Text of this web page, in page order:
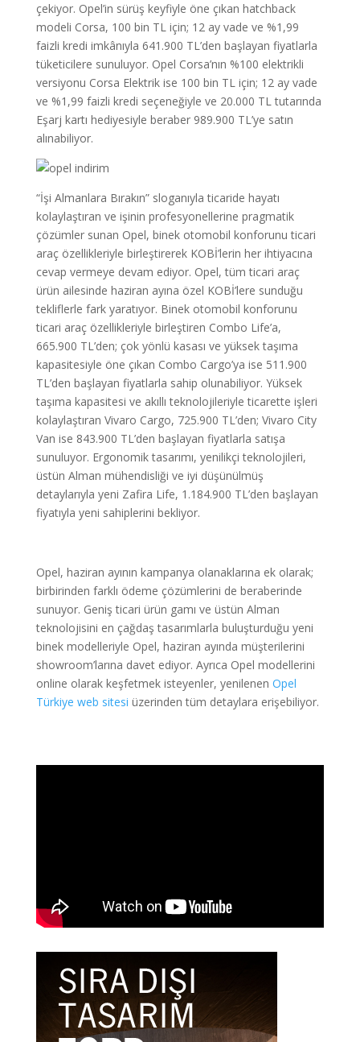
çekiyor. Opel’in sürüş keyfiyle öne çıkan hatchback
modeli Corsa, 100 bin TL için; 12 ay vade ve %1,99
faizli kredi imkânıyla 641.900 TL’den başlayan fiyatlarla
tüketicilere sunuluyor. Opel Corsa’nın %100 elektrikli
versiyonu Corsa Elektrik ise 100 bin TL için; 12 ay vade
ve %1,99 faizli kredi seçeneğiyle ve 20.000 TL tutarında
Eşarj kartı hediyesiyle beraber 989.900 TL’ye satın
alınabiliyor.
“İşi Almanlara Bırakın” sloganıyla ticaride hayatı
kolaylaştıran ve işinin profesyonellerine pragmatik
çözümler sunan Opel, binek otomobil konforunu ticari
araç özellikleriyle birleştirerek KOBİ’lerin her ihtiyacına
cevap vermeye devam ediyor. Opel, tüm ticari araç
ürün ailesinde haziran ayına özel KOBİ’lere sunduğu
tekliflerle fark yaratıyor. Binek otomobil konforunu
ticari araç özellikleriyle birleştiren Combo Life’a,
665.900 TL’den; çok yönlü kasası ve yüksek taşıma
kapasitesiyle öne çıkan Combo Cargo’ya ise 511.900
TL’den başlayan fiyatlarla sahip olunabiliyor. Yüksek
taşıma kapasitesi ve akıllı teknolojileriyle ticarette işleri
kolaylaştıran Vivaro Cargo, 725.900 TL’den; Vivaro City
Van ise 843.900 TL’den başlayan fiyatlarla satışa
sunuluyor. Ergonomik tasarımı, yenilikçi teknolojileri,
üstün Alman mühendisliği ve iyi düşünülmüş
detaylarıyla yeni Zafira Life, 1.184.900 TL’den başlayan
fiyatıyla yeni sahiplerini bekliyor.
Opel, haziran ayının kampanya olanaklarına ek olarak;
birbirinden farklı ödeme çözümlerini de beraberinde
sunuyor. Geniş ticari ürün gamı ve üstün Alman
teknolojisini en çağdaş tasarımlarla buluşturduğu yeni
binek modelleriyle Opel, haziran ayında müşterilerini
showroom’larına davet ediyor. Ayrıca Opel modellerini
online olarak keşfetmek isteyenler, yenilenen Opel
Türkiye web sitesi üzerinden tüm detaylara erişebiliyor.